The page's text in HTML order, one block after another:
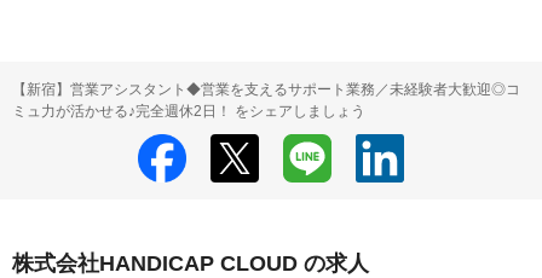
【新宿】営業アシスタント◆営業を支えるサポート業務／未経験者大歓迎◎コ
ミュ力が活かせる♪完全週休2日！ をシェアしましょう
株式会社HANDICAP CLOUD の求人